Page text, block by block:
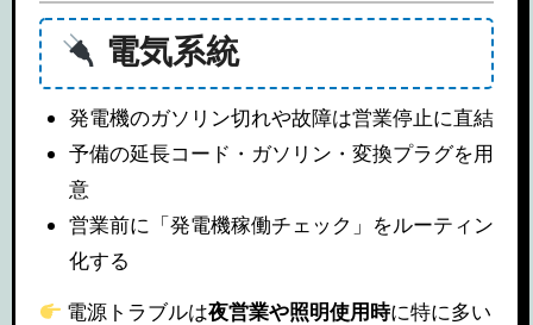
電気系統
発電機のガソリン切れや故障は営業停止に直結
予備の延長コード・ガソリン・変換プラグを用
意
営業前に「発電機稼働チェック」をルーティン
化する
電源トラブルは夜営業や照明使用時に特に多い